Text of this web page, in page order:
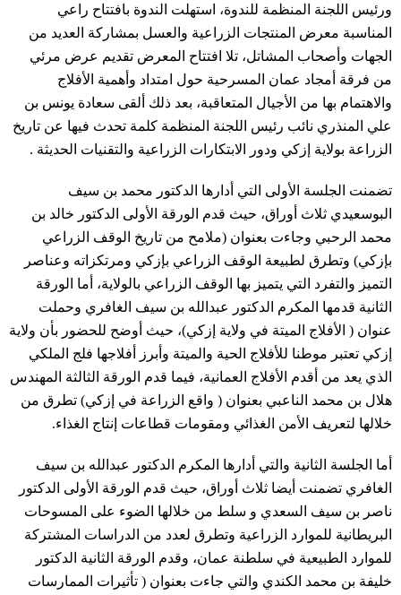
ورئيس اللجنة المنظمة للندوة، استهلت الندوة بافتتاح راعي
المناسبة معرض المنتجات الزراعية والعسل بمشاركة العديد من
الجهات وأصحاب المشاتل، تلا افتتاح المعرض تقديم عرض مرئي
من فرقة أمجاد عمان المسرحية حول امتداد وأهمية الأفلاج
والاهتمام بها من الأجيال المتعاقبة، بعد ذلك ألقى سعادة يونس بن
علي المنذري نائب رئيس اللجنة المنظمة كلمة تحدث فيها عن تاريخ
الزراعة بولاية إزكي ودور الابتكارات الزراعية والتقنيات الحديثة .
تضمنت الجلسة الأولى التي أدارها الدكتور محمد بن سيف
البوسعيدي ثلاث أوراق، حيث قدم الورقة الأولى الدكتور خالد بن
محمد الرحبي وجاءت بعنوان (ملامح من تاريخ الوقف الزراعي
بإزكي) وتطرق لطبيعة الوقف الزراعي بإزكي ومرتكزاته وعناصر
التميز والتفرد التي يتميز بها الوقف الزراعي بالولاية، أما الورقة
الثانية قدمها المكرم الدكتور عبدالله بن سيف الغافري وحملت
عنوان ( الأفلاج الميتة في ولاية إزكي)، حيث أوضح للحضور بأن ولاية
إزكي تعتبر موطنا للأفلاج الحية والميتة وأبرز أفلاجها فلج الملكي
الذي يعد من أقدم الأفلاج العمانية، فيما قدم الورقة الثالثة المهندس
هلال بن محمد الناعبي بعنوان ( واقع الزراعة في إزكي) تطرق من
خلالها لتعريف الأمن الغذائي ومقومات قطاعات إنتاج الغذاء.
أما الجلسة الثانية والتي أدارها المكرم الدكتور عبدالله بن سيف
الغافري تضمنت أيضا ثلاث أوراق، حيث قدم الورقة الأولى الدكتور
ناصر بن سيف السعدي و سلط من خلالها الضوء على المسوحات
البريطانية للموارد الزراعية وتطرق لعدد من الدراسات المشتركة
للموارد الطبيعية في سلطنة عمان، وقدم الورقة الثانية الدكتور
خليفة بن محمد الكندي والتي جاءت بعنوان ( تأثيرات الممارسات